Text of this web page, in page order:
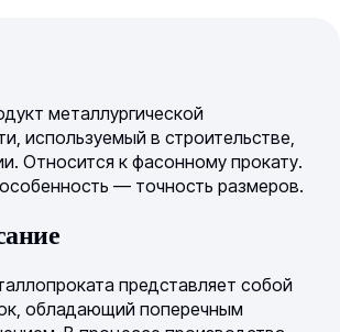
металлургической
используемый в строительстве,
Относится к фасонному прокату.
— точность размеров.
представляет собой
обладающий поперечным